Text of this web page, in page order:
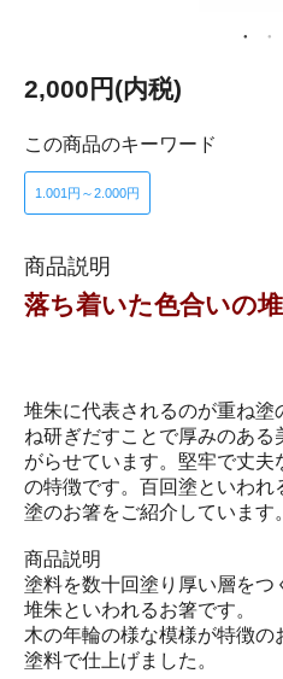
2,000円(内税)
この商品のキーワード
1.001円～2.000円
商品説明
落ち着いた色合いの
堆朱に代表されるのが重ね
ね研ぎだすことで厚みのある
がらせています。堅牢で丈
の特徴です。百回塗といわれ
塗のお箸をご紹介しています。
商品説明
塗料を数十回塗り厚い層をつ
堆朱といわれるお箸です。
木の年輪の様な模様が特徴
塗料で仕上げました。